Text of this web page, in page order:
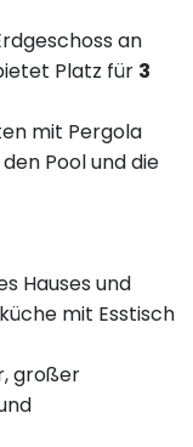
an
Platz für 3
mit Pergola
Pool und die
Hauses und
mit Esstisch
großer